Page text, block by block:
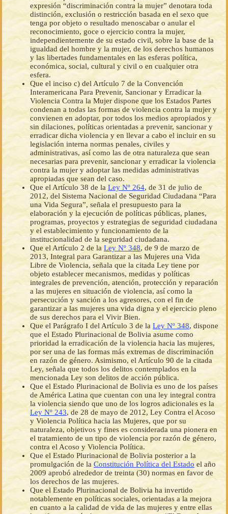
expresión “discriminación contra la mujer” denotara toda
distinción, exclusión o restricción basada en el sexo que
tenga por objeto o resultado menoscabar o anular el
reconocimiento, goce o ejercicio contra la mujer,
independientemente de su estado civil, sobre la base de la
igualdad del hombre y la mujer, de los derechos humanos
y las libertades fundamentales en las esferas política,
económica, social, cultural y civil o en cualquier otra
esfera.
Que el inciso c) del Artículo 7 de la Convención
Interamericana Para Prevenir, Sancionar y Erradicar la
Violencia Contra la Mujer dispone que los Estados Partes
condenan a todas las formas de violencia contra la mujer y
convienen en adoptar, por todos los medios apropiados y
sin dilaciones, políticas orientadas a prevenir, sancionar y
erradicar dicha violencia y en llevar a cabo el incluir en su
legislación interna normas penales, civiles y
administrativas, así como las de otra naturaleza que sean
necesarias para prevenir, sancionar y erradicar la violencia
contra la mujer y adoptar las medidas administrativas
apropiadas que sean del caso.
Que el Artículo 38 de la Ley Nº 264, de 31 de julio de
2012, del Sistema Nacional de Seguridad Ciudadana “Para
una Vida Segura”, señala el presupuesto para la
elaboración y la ejecución de políticas públicas, planes,
programas, proyectos y estrategias de seguridad ciudadana
y el establecimiento y funcionamiento de la
institucionalidad de la seguridad ciudadana.
Que el Artículo 2 de la Ley Nº 348, de 9 de marzo de
2013, Integral para Garantizar a las Mujeres una Vida
Libre de Violencia, señala que la citada Ley tiene por
objeto establecer mecanismos, medidas y políticas
integrales de prevención, atención, protección y reparación
a las mujeres en situación de violencia, así como la
persecución y sanción a los agresores, con el fin de
garantizar a las mujeres una vida digna y el ejercicio pleno
de sus derechos para el Vivir Bien.
Que el Parágrafo I del Artículo 3 de la Ley Nº 348, dispone
que el Estado Plurinacional de Bolivia asume como
prioridad la erradicación de la violencia hacia las mujeres,
por ser una de las formas más extremas de discriminación
en razón de género. Asimismo, el Artículo 90 de la citada
Ley, señala que todos los delitos contemplados en la
mencionada Ley son delitos de acción pública.
Que el Estado Plurinacional de Bolivia es uno de los países
de América Latina que cuentan con una ley integral contra
la violencia siendo que uno de los logros adicionales es la
Ley Nº 243, de 28 de mayo de 2012, Ley Contra el Acoso
y Violencia Política hacia las Mujeres, que por su
naturaleza, objetivos y fines es considerada una pionera en
el tratamiento de un tipo de violencia por razón de género,
contra el Acoso y Violencia Política.
Que el Estado Plurinacional de Bolivia posterior a la
promulgación de la Constitución Política del Estado el año
2009 aprobó alrededor de treinta (30) normas en favor de
los derechos de las mujeres.
Que el Estado Plurinacional de Bolivia ha invertido
notablemente en políticas sociales, orientadas a la mejora
en cuanto a la calidad de vida de las mujeres y entre ellas